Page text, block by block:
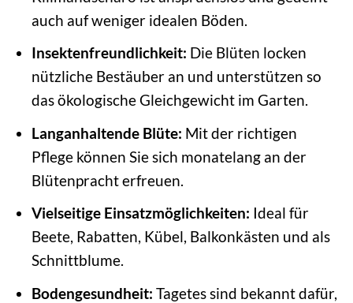
auch auf weniger idealen Böden.
Insektenfreundlichkeit: Die Blüten locken
nützliche Bestäuber an und unterstützen so
das ökologische Gleichgewicht im Garten.
Langanhaltende Blüte: Mit der richtigen
Pflege können Sie sich monatelang an der
Blütenpracht erfreuen.
Vielseitige Einsatzmöglichkeiten: Ideal für
Beete, Rabatten, Kübel, Balkonkästen und als
Schnittblume.
Bodengesundheit: Tagetes sind bekannt dafür,